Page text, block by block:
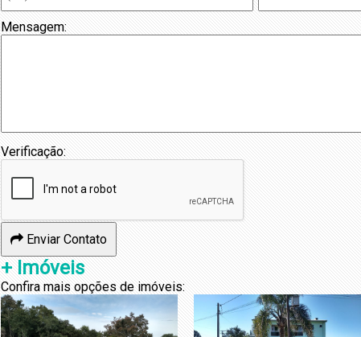
Mensagem:
Verificação:
Enviar Contato
+ Imóveis
Confira mais opções de imóveis: